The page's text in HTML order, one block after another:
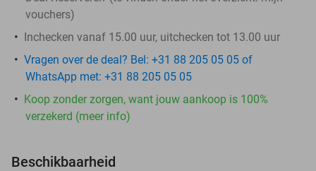
vouchers)
Inchecken vanaf 15.00 uur, uitchecken tot 13.00 uur
Vragen over de deal? Bel: +31 88 205 05 05 of
WhatsApp met: +31 88 205 05 05
Koop zonder zorgen, want jouw aankoop is 100%
verzekerd (meer info)
Beschikbaarheid